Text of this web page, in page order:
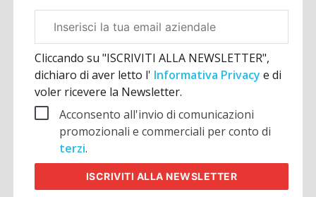
aziendale
Cliccando su "ISCRIVITI ALLA NEWSLETTER",
dichiaro di aver letto l' Informativa Privacye di
voler ricevere la Newsletter.
Acconsento all'invio di comunicazioni
promozionali e commerciali per conto di
terzi.
ISCRIVITI ALLA NEWSLETTER